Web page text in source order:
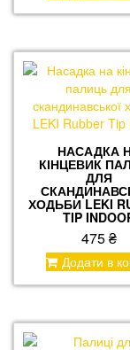
НАСАДКА
КІНЦЕВИК
ДЛЯ
ХОДЬБИ LEKI
TIP
475₴
Додати в